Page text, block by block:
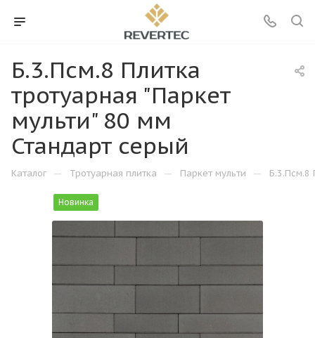
Б.3.Псм.8 Плитка
тротуарная "Паркет
мульти" 80 мм
Стандарт серый
Каталог — Тротуарная плитка — Паркет мульти — Б.3.Псм.8
Новинка